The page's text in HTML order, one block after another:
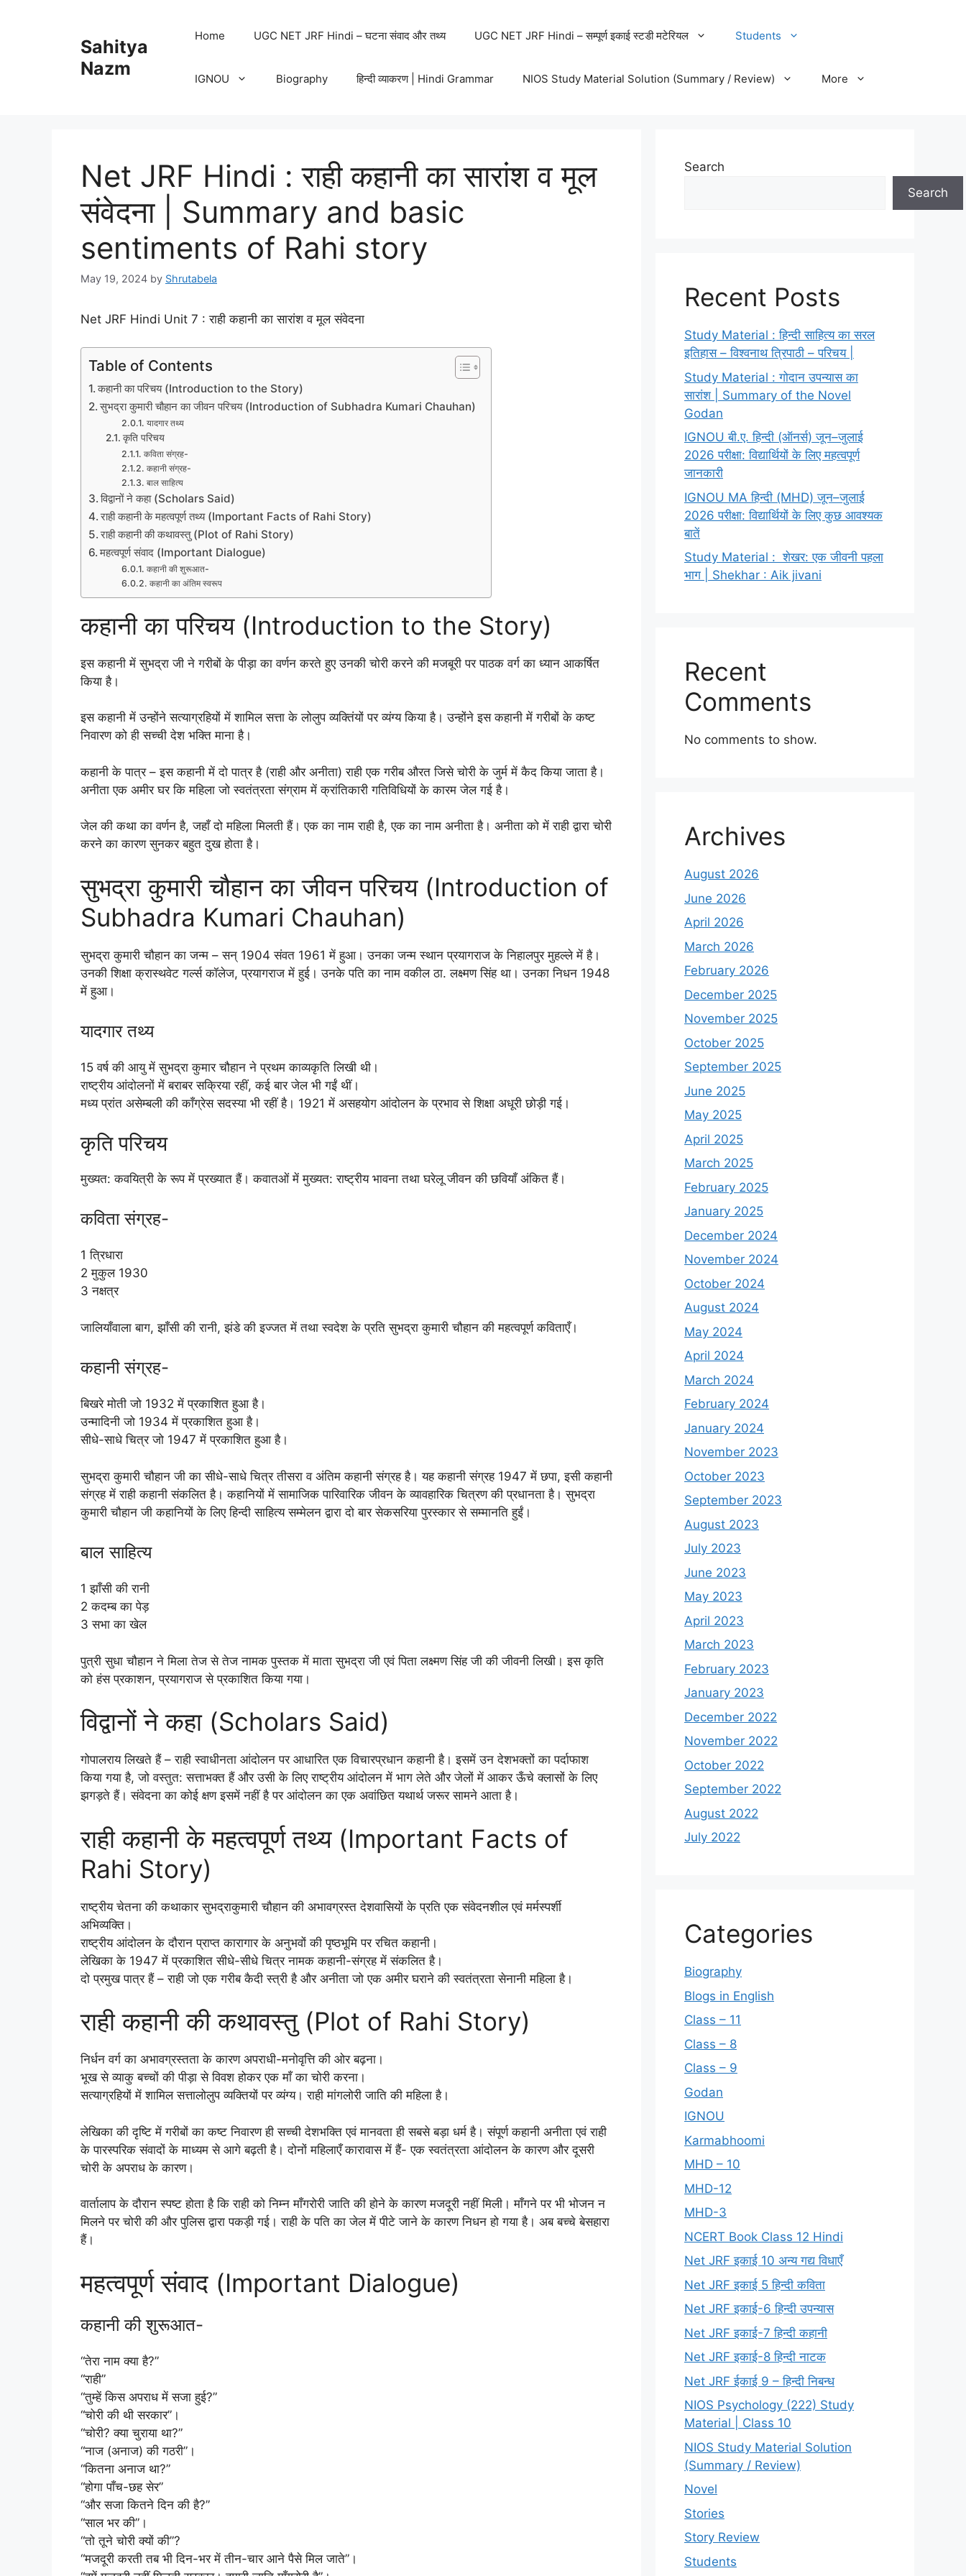
Sahitya
Nazm
Home UGC NET JRF Hindi – घटना संवाद और तथ्य UGC NET JRF Hindi – सम्पूर्ण इकाई स्टडी मटेरियल Students
IGNOU Biography हिन्दी व्याकरण | Hindi Grammar NIOS Study Material Solution (Summary / Review) More
Net JRF Hindi : राही कहानी का सारांश व मूल
संवेदना | Summary and basic
sentiments of Rahi story
May 19, 2024 by Shrutabela
Net JRF Hindi Unit 7 : राही कहानी का सारांश व मूल संवेदना
Table of Contents
कहानी का परिचय (Introduction to the Story)
सुभद्रा कुमारी चौहान का जीवन परिचय (Introduction of Subhadra Kumari Chauhan)
यादगार तथ्य
कृति परिचय
कविता संग्रह-
कहानी संग्रह-
बाल साहित्य
विद्वानों ने कहा (Scholars Said)
राही कहानी के महत्वपूर्ण तथ्य (Important Facts of Rahi Story)
राही कहानी की कथावस्तु (Plot of Rahi Story)
महत्वपूर्ण संवाद (Important Dialogue)
कहानी की शुरूआत-
कहानी का अंतिम स्वरूप
कहानी का परिचय (Introduction to the Story)
इस कहानी में सुभद्रा जी ने गरीबों के पीड़ा का वर्णन करते हुए उनकी चोरी करने की मजबूरी पर पाठक वर्ग का ध्यान आकर्षित
किया है।
इस कहानी में उन्होंने सत्याग्रहियों में शामिल सत्ता के लोलुप व्यक्तिंयों पर व्यंग्य किया है। उन्होंने इस कहानी में गरीबों के कष्ट
निवारण को ही सच्ची देश भक्ति माना है।
कहानी के पात्र – इस कहानी में दो पात्र है (राही और अनीता) राही एक गरीब औरत जिसे चोरी के जुर्म में कैद किया जाता है।
अनीता एक अमीर घर कि महिला जो स्वतंत्रता संग्राम में क्रांतिकारी गतिविधियों के कारम जेल गई है।
जेल की कथा का वर्णन है, जहाँ दो महिला मिलती हैं। एक का नाम राही है, एक का नाम अनीता है। अनीता को में राही द्वारा चोरी
करने का कारण सुनकर बहुत दुख होता है।
सुभद्रा कुमारी चौहान का जीवन परिचय (Introduction of
Subhadra Kumari Chauhan)
सुभद्रा कुमारी चौहान का जन्म – सन् 1904 संवत 1961 में हुआ। उनका जन्म स्थान प्रयागराज के निहालपुर मुहल्ले में है।
उनकी शिक्षा क्रास्थवेट गर्ल्स कॉलेज, प्रयागराज में हुई। उनके पति का नाम वकील ठा. लक्ष्मण सिंह था। उनका निधन 1948
में हुआ।
यादगार तथ्य
15 वर्ष की आयु में सुभद्रा कुमार चौहान ने प्रथम काव्यकृति लिखी थी।
राष्ट्रीय आंदोलनों में बराबर सक्रिया रहीं, कई बार जेल भी गईं थीं।
मध्य प्रांत असेम्बली की काँग्रेस सदस्या भी रहीं है। 1921 में असहयोग आंदोलन के प्रभाव से शिक्षा अधूरी छोड़ी गई।
कृति परिचय
मुख्यत: कवयित्री के रूप में प्रख्यात हैं। कवातओं में मुख्यत: राष्ट्रीय भावना तथा घरेलू जीवन की छवियाँ अंकित हैं।
कविता संग्रह-
1 त्रिधारा
2 मुकुल 1930
3 नक्षत्र
जालियाँवाला बाग, झाँसी की रानी, झंडे की इज्जत में तथा स्वदेश के प्रति सुभद्रा कुमारी चौहान की महत्वपूर्ण कविताएँ।
कहानी संग्रह-
बिखरे मोती जो 1932 में प्रकाशित हुआ है।
उन्मादिनी जो 1934 में प्रकाशित हुआ है।
सीधे-साधे चित्र जो 1947 में प्रकाशित हुआ है।
सुभद्रा कुमारी चौहान जी का सीधे-साधे चित्र तीसरा व अंतिम कहानी संग्रह है। यह कहानी संग्रह 1947 में छपा, इसी कहानी
संग्रह में राही कहानी संकलित है। कहानियों में सामाजिक पारिवारिक जीवन के व्यावहारिक चित्रण की प्रधानता है। सुभद्रा
कुमारी चौहान जी कहानियों के लिए हिन्दी साहित्य सम्मेलन द्वारा दो बार सेकसरिया पुरस्कार से सम्मानति हुईं।
बाल साहित्य
1 झाँसी की रानी
2 कदम्ब का पेड़
3 सभा का खेल
पुत्री सुधा चौहान ने मिला तेज से तेज नामक पुस्तक में माता सुभद्रा जी एवं पिता लक्ष्मण सिंह जी की जीवनी लिखी। इस कृति
को हंस प्रकाशन, प्रयागराज से प्रकाशित किया गया।
विद्वानों ने कहा (Scholars Said)
गोपालराय लिखते हैं – राही स्वाधीनता आंदोलन पर आधारित एक विचारप्रधान कहानी है। इसमें उन देशभक्तों का पर्दाफाश
किया गया है, जो वस्तुत: सत्ताभक्त हैं और उसी के लिए राष्ट्रीय आंदोलन में भाग लेते और जेलों में आकर ऊँचे क्लासों के लिए
झगड़ते हैं। संवेदना का कोई क्षण इसमें नहीं है पर आंदोलन का एक अवांछित यथार्थ जरूर सामने आता है।
राही कहानी के महत्वपूर्ण तथ्य (Important Facts of
Rahi Story)
राष्ट्रीय चेतना की कथाकार सुभद्राकुमारी चौहान की अभावग्रस्त देशवासियों के प्रति एक संवेदनशील एवं मर्मस्पर्शी
अभिव्यक्ति।
राष्ट्रीय आंदोलन के दौरान प्राप्त कारागार के अनुभवों की पृष्ठभूमि पर रचित कहानी।
लेखिका के 1947 में प्रकाशित सीधे-सीधे चित्र नामक कहानी-संग्रह में संकलित है।
दो प्रमुख पात्र हैं – राही जो एक गरीब कैदी स्त्री है और अनीता जो एक अमीर घराने की स्वतंत्रता सेनानी महिला है।
राही कहानी की कथावस्तु (Plot of Rahi Story)
निर्धन वर्ग का अभावग्रस्तता के कारण अपराधी-मनोवृत्ति की ओर बढ़ना।
भूख से व्याकु बच्चों की पीड़ा से विवश होकर एक माँ का चोरी करना।
सत्याग्रहियों में शामिल सत्तालोलुप व्यक्तियों पर व्यंग्य। राही मांगलोरी जाति की महिला है।
लेखिका की दृष्टि में गरीबों का कष्ट निवारण ही सच्ची देशभक्ति एवं मानवता ही सबसे बड़ा धर्म है। संपूर्ण कहानी अनीता एवं राही
के पारस्परिक संवादों के माध्यम से आगे बढ़ती है। दोनों महिलाएँ कारावास में हैं- एक स्वतंत्रता आंदोलन के कारण और दूसरी
चोरी के अपराध के कारण।
वार्तालाप के दौरान स्पष्ट होता है कि राही को निम्न माँगरोरी जाति की होने के कारण मजदूरी नहीं मिली। माँगने पर भी भोजन न
मिलने पर चोरी की और पुलिस द्वारा पकड़ी गई। राही के पति का जेल में पीटे जाने के कारण निधन हो गया है। अब बच्चे बेसहारा
हैं।
महत्वपूर्ण संवाद (Important Dialogue)
कहानी की शुरूआत-
“तेरा नाम क्या है?”
“राही”
“तुम्हें किस अपराध में सजा हुई?”
“चोरी की थी सरकार”।
“चोरी? क्या चुराया था?”
“नाज (अनाज) की गठरी”।
“कितना अनाज था?”
“होगा पाँच-छह सेर”
“और सजा कितने दिन की है?”
“साल भर की”।
“तो तूने चोरी क्यों की”?
“मजदूरी करती तब भी दिन-भर में तीन-चार आने पैसे मिल जाते”।
Search
Search
Recent Posts
Study Material : हिन्दी साहित्य का सरल
इतिहास – विश्वनाथ त्रिपाठी – परिचय |
Study Material : गोदान उपन्यास का
सारांश | Summary of the Novel
Godan
IGNOU बी.ए. हिन्दी (ऑनर्स) जून–जुलाई
2026 परीक्षा: विद्यार्थियों के लिए महत्वपूर्ण
जानकारी
IGNOU MA हिन्दी (MHD) जून–जुलाई
2026 परीक्षा: विद्यार्थियों के लिए कुछ आवश्यक
बातें
Study Material : शेखर: एक जीवनी पहला
भाग | Shekhar : Aik jivani
Recent
Comments
No comments to show.
Archives
August 2026
June 2026
April 2026
March 2026
February 2026
December 2025
November 2025
October 2025
September 2025
June 2025
May 2025
April 2025
March 2025
February 2025
January 2025
December 2024
November 2024
October 2024
August 2024
May 2024
April 2024
March 2024
February 2024
January 2024
November 2023
October 2023
September 2023
August 2023
July 2023
June 2023
May 2023
April 2023
March 2023
February 2023
January 2023
December 2022
November 2022
October 2022
September 2022
August 2022
July 2022
Categories
Biography
Blogs in English
Class – 11
Class – 8
Class – 9
Godan
IGNOU
Karmabhoomi
MHD – 10
MHD-12
MHD-3
NCERT Book Class 12 Hindi
Net JRF इकाई 10 अन्य गद्य विधाएँ
Net JRF इकाई 5 हिन्दी कविता
Net JRF इकाई-6 हिन्दी उपन्यास
Net JRF इकाई-7 हिन्दी कहानी
Net JRF इकाई-8 हिन्दी नाटक
Net JRF ईकाई 9 – हिन्दी निबन्ध
NIOS Psychology (222) Study
Material | Class 10
NIOS Study Material Solution
(Summary / Review)
Novel
Stories
Story Review
Students